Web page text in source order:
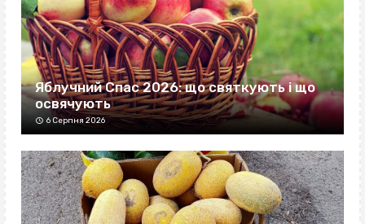
Яблучний Спас 2026: що святкують і що
освячують
6 Серпня 2026